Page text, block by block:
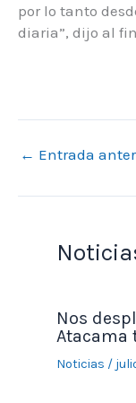
por lo tanto
diaria”, dijo al
← Entrada
Nos
Atacama
Noticias /